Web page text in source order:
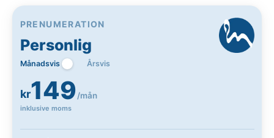
PRENUMERATION
Personlig
Månadsvis Årsvis
kr149/mån
inklusive moms